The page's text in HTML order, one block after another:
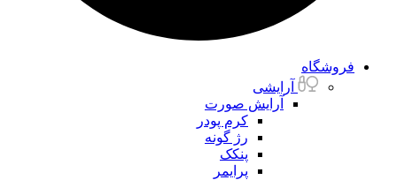
فروشگاه
آرایشی
آرایش صورت
کرم پودر
رژ گونه
پنکک
پرایمر